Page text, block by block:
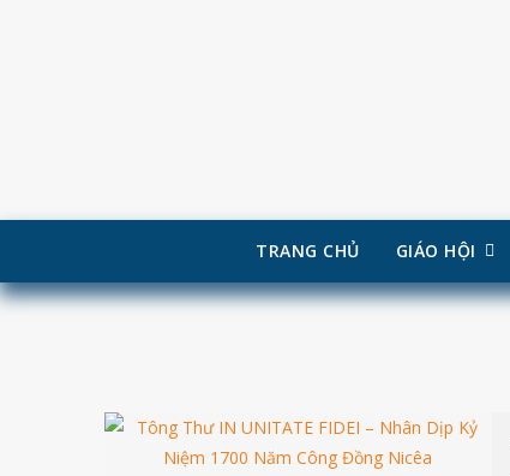
Skip
TRANG CHỦ GIÁO HỘI